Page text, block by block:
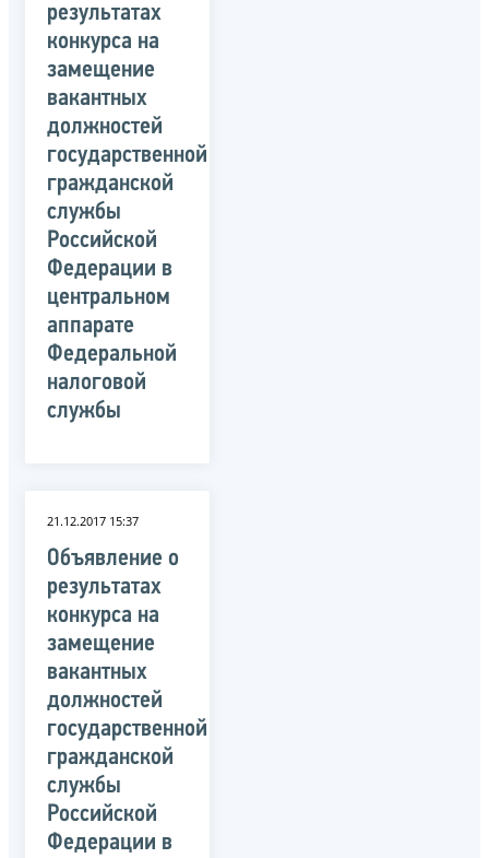
результатах
конкурса на
замещение
вакантных
должностей
государственной
гражданской
службы
Российской
Федерации в
центральном
аппарате
Федеральной
налоговой
службы
21.12.2017 15:37
Объявление о
результатах
конкурса на
замещение
вакантных
должностей
государственной
гражданской
службы
Российской
Федерации в